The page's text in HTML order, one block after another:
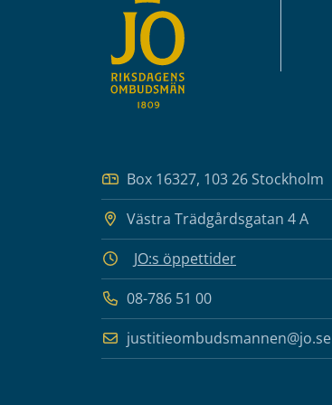
Box 16327, 103 26 Stockholm
Västra Trädgårdsgatan 4 A
JO:s öppettider
08-786 51 00
justitieombudsmannen@jo.se